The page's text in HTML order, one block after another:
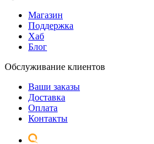
Магазин
Поддержка
Хаб
Блог
Обслуживание клиентов
Ваши заказы
Доставка
Оплата
Контакты